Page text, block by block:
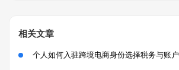
相关文章
个人如何入驻跨境电商身份选择税务与账